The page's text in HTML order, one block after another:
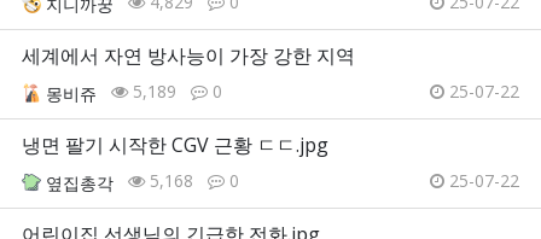
세계에서 자연 방사능이 가장 강한 지역
몽비쥬 5,189 0 25-07-22
냉면 팔기 시작한 CGV 근황 ㄷㄷ.jpg
옆집총각 5,168 0 25-07-22